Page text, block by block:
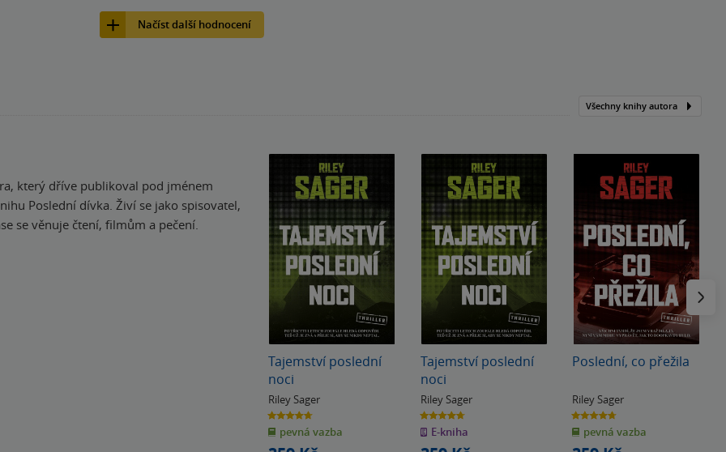
Načíst další hodnocení
Všechny knihy autora
který dříve publikoval pod jménem
Poslední dívka. Živí se jako spisovatel,
se věnuje čtení, filmům a pečení.
Tajemství poslední
noci
Riley Sager
4.7
z
5
hvězdiček
pevná vazba
Tajemství poslední
noci
Riley Sager
4.7
z
5
hvězdiček
E-kniha
Poslední, co přežila
Riley Sager
4.7
z
5
hvězdiček
pevná vazba